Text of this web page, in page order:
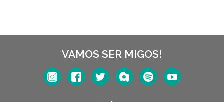
VAMOS SER MIGOS!